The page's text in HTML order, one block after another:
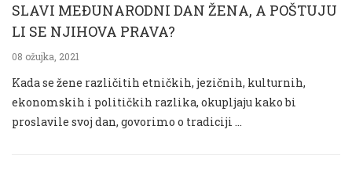
SLAVI MEĐUNARODNI DAN ŽENA, A POŠTUJU
LI SE NJIHOVA PRAVA?
08 ožujka, 2021
Kada se žene različitih etničkih, jezičnih, kulturnih,
ekonomskih i političkih razlika, okupljaju kako bi
proslavile svoj dan, govorimo o tradiciji …